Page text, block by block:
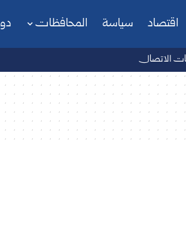
اقتصاد سياسة المحافظات
الاتصال